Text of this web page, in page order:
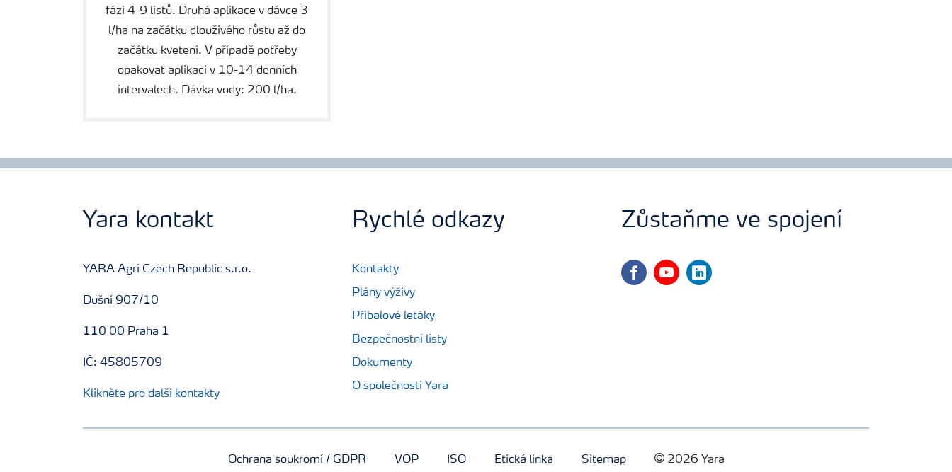
fázi 4-9 listů. Druhá aplikace v dávce 3
l/ha na začátku dlouživého růstu až do
začátku kvetení. V případě potřeby
opakovat aplikaci v 10-14 denních
intervalech. Dávka vody: 200 l/ha.
Yara kontakt
YARA Agri Czech Republic s.r.o.
Dušní 907/10
110 00 Praha 1
IČ: 45805709
Klikněte pro další kontakty
Rychlé odkazy
Kontakty
Plány výživy
Příbalové letáky
Bezpečnostní listy
Dokumenty
O společnosti Yara
Zůstaňme ve spojení
facebookyoutubelinkedin
Ochrana soukromí / GDPR VOP ISO Etická linka Sitemap 2026 Yara